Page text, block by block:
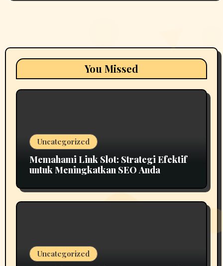
You Missed
Uncategorized
Memahami Link Slot: Strategi Efektif
untuk Meningkatkan SEO Anda
Uncategorized